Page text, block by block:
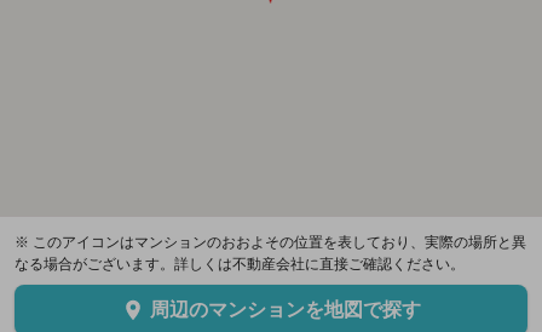
※ このアイコンはマンションのおおよその位置を表しており、実際の場所と異
なる場合がございます。詳しくは不動産会社に直接ご確認ください。
周辺のマンションを地図で探す